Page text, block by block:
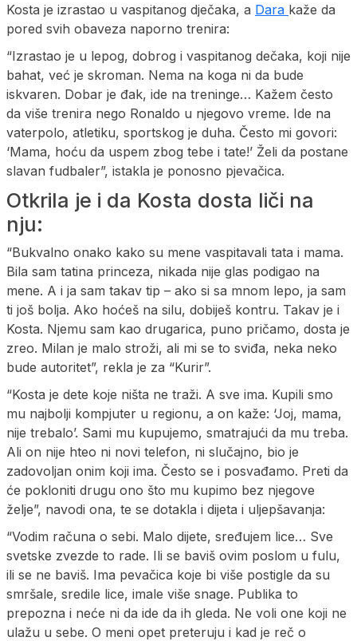
Kosta je izrastao u vaspitanog dječaka, a Dara kaže da
pored svih obaveza naporno trenira:
“Izrastao je u lepog, dobrog i vaspitanog dečaka, koji nije
bahat, već je skroman. Nema na koga ni da bude
iskvaren. Dobar je đak, ide na treninge… Kažem često
da više trenira nego Ronaldo u njegovo vreme. Ide na
vaterpolo, atletiku, sportskog je duha. Često mi govori:
‘Mama, hoću da uspem zbog tebe i tate!’ Želi da postane
slavan fudbaler”, istakla je ponosno pjevačica.
Otkrila je i da Kosta dosta liči na
nju:
“Bukvalno onako kako su mene vaspitavali tata i mama.
Bila sam tatina princeza, nikada nije glas podigao na
mene. A i ja sam takav tip – ako si sa mnom lepo, ja sam
ti još bolja. Ako hoćeš na silu, dobiješ kontru. Takav je i
Kosta. Njemu sam kao drugarica, puno pričamo, dosta je
zreo. Milan je malo stroži, ali mi se to sviđa, neka neko
bude autoritet”, rekla je za “Kurir”.
“Kosta je dete koje ništa ne traži. A sve ima. Kupili smo
mu najbolji kompjuter u regionu, a on kaže: ‘Joj, mama,
nije trebalo’. Sami mu kupujemo, smatrajući da mu treba.
Ali on nije hteo ni novi telefon, ni slučajno, bio je
zadovoljan onim koji ima. Često se i posvađamo. Preti da
će pokloniti drugu ono što mu kupimo bez njegove
želje”, navodi ona, te se dotakla i dijeta i uljepšavanja:
“Vodim računa o sebi. Malo dijete, sređujem lice… Sve
svetske zvezde to rade. Ili se baviš ovim poslom u fulu,
ili se ne baviš. Ima pevačica koje bi više postigle da su
smršale, sredile lice, imale više snage. Publika to
prepozna i neće ni da ide da ih gleda. Ne voli one koji ne
ulažu u sebe. O meni opet preteruju i kad je reč o